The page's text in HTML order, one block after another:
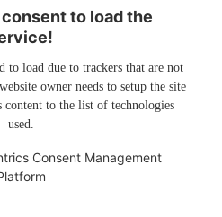
to load the
to load due to trackers that are not
owner needs to setup the site
to the list of technologies
used.
Consent Management